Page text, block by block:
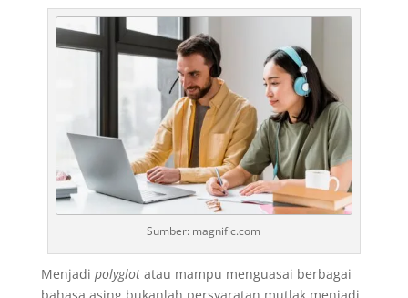
Sumber: magnific.com
Menjadi polyglot atau mampu menguasai berbagai